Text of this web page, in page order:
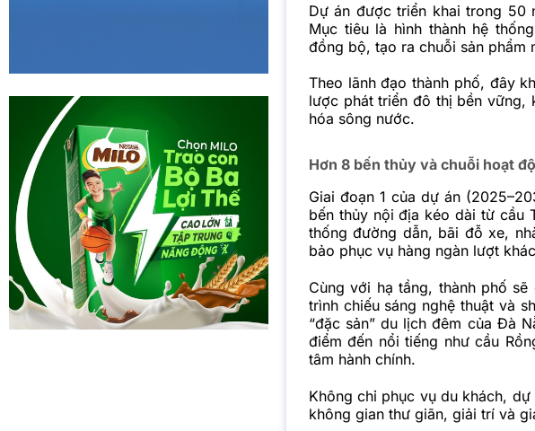
Dự án được triển khai trong 50
Mục tiêu là hình thành hệ
đồng bộ, tạo ra chuỗi sản
Theo lãnh đạo thành phố, đây
lược phát triển đô thị bền vững,
hóa sông nước.
Hơn 8 bến thủy và chuỗi hoạt
Giai đoạn 1 của dự án
bến thủy nội địa kéo dài từ cầu
thống đường dẫn, bãi đỗ xe,
bảo phục vụ hàng ngàn lượt
Cùng với hạ tầng, thành phố
trình chiếu sáng nghệ thuật và
“đặc sản” du lịch đêm của Đà
điểm đến nổi tiếng như cầu
tâm hành chính.
Không chỉ phục vụ du khách,
không gian thư giãn, giải trí và